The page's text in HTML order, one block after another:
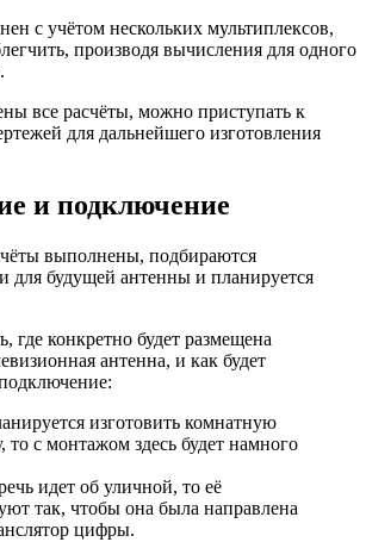
с учётом нескольких мультиплексов,
производя вычисления для одного
все расчёты, можно приступать к
для дальнейшего изготовления
и подключение
выполнены, подбираются
для будущей антенны и планируется
где конкретно будет размещена
антенна, и как будет
изготовить комнатную
то с монтажом здесь будет намного
идет об уличной, то её
так, чтобы она была направлена
цифры.